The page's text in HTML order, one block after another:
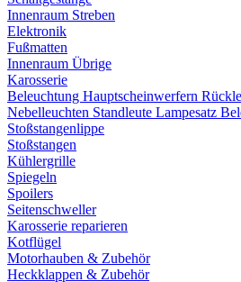
Innenraum Streben
Elektronik
Fußmatten
Innenraum Übrige
Karosserie
Beleuchtung Hauptscheinwerfern
Nebelleuchten Standleute Lampesatz
Stoßstangenlippe
Stoßstangen
Kühlergrille
Spiegeln
Spoilers
Seitenschweller
Karosserie reparieren
Kotflügel
Motorhauben & Zubehör
Heckklappen & Zubehör